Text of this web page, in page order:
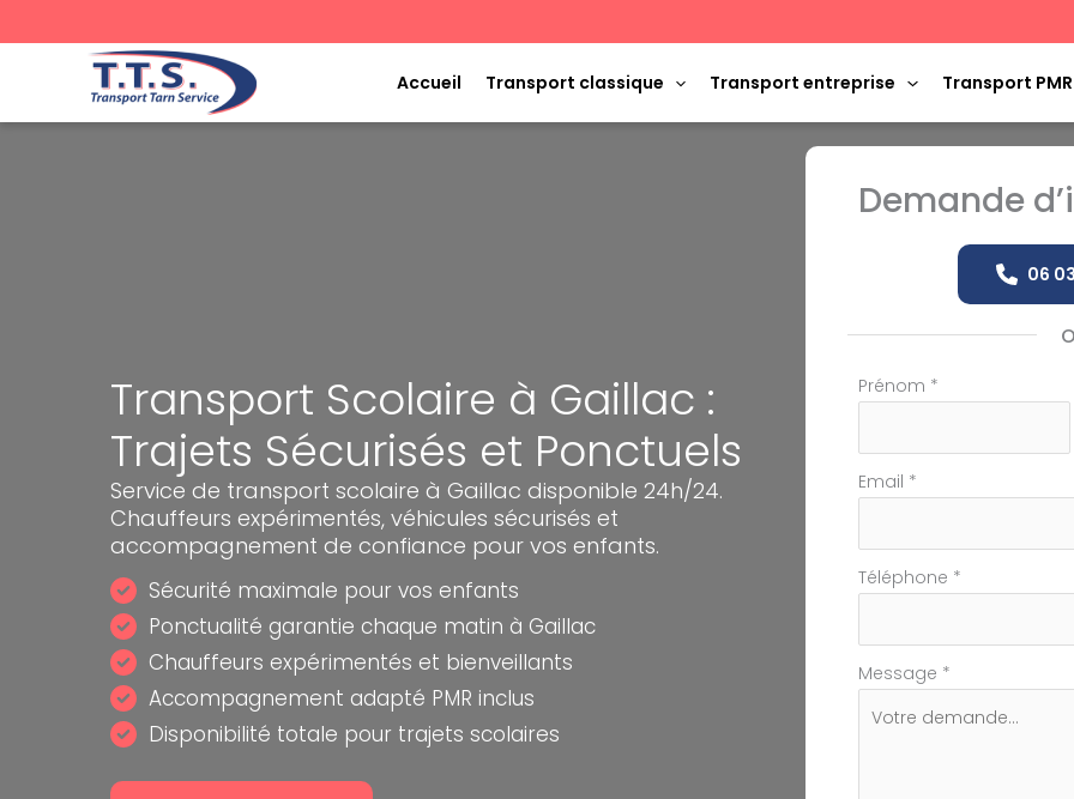
au
Accueil Transport classique Transport entreprise Transport PMR
Transport Scolaire à Gaillac :
Trajets Sécurisés et Ponctuels
Service de transport scolaire à Gaillac disponible 24h/24.
Chauffeurs expérimentés, véhicules sécurisés et
accompagnement de confiance pour vos enfants.
Sécurité maximale pour vos enfants
Ponctualité garantie chaque matin à Gaillac
Chauffeurs expérimentés et bienveillants
Accompagnement adapté PMR inclus
Disponibilité totale pour trajets scolaires
Demande
06
Formulaire
téléphone
Prénom *
Email *
Téléphone *
Message *